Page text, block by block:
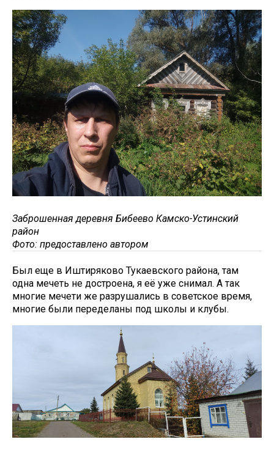
Заброшенная деревня Бибеево Камско-Устинский
район
Фото: предоставлено автором
Был еще в Иштиряково Тукаевского района, там
одна мечеть не достроена, я её уже снимал. А так
многие мечети же разрушались в советское время,
многие были переделаны под школы и клубы.